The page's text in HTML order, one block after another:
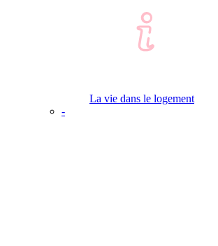
La vie dans le logement
-